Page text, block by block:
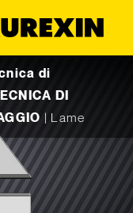
di
DI
Lame